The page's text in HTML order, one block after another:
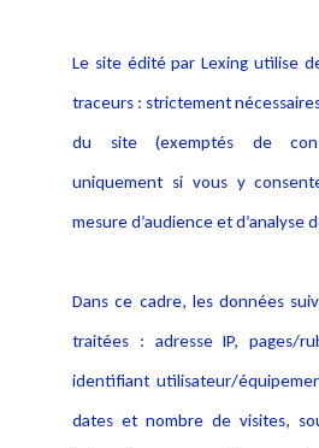
Alerte professionnelle
Déclaration d'accessibilité
Notice Légale
Politique de protection des
données
Le site édité par Lexing utilise
traceurs : strictement
du site (exemptés de
uniquement si vous y
mesure d’audience et d’analyse
Dans ce cadre, les données
traitées : adresse IP, pages/
identifiant utilisateur/
dates et nombre de visites,